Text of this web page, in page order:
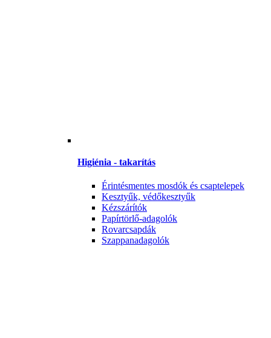
Higiénia - takarítás
Érintésmentes mosdók és csaptelepek
Kesztyűk, védőkesztyűk
Kézszárítók
Papírtörlő-adagolók
Rovarcsapdák
Szappanadagolók